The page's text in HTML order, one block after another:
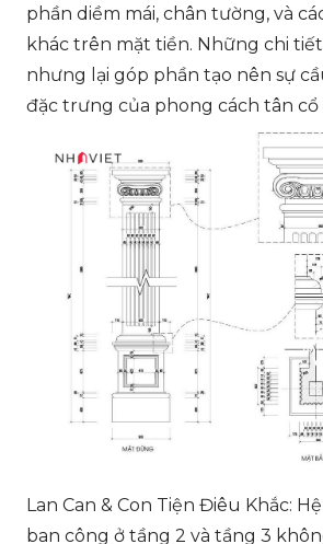
phần diềm mái, chân tường, và
khác trên mặt tiền. Những chi
nhưng lại góp phần tạo nên sự
đặc trưng của phong cách tân cổ
Lan Can & Con Tiện Điêu Khắc:
ban công ở tầng 2 và tầng 3